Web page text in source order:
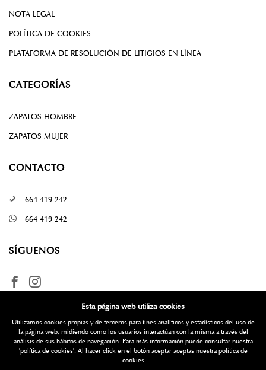
NOTA LEGAL
POLÍTICA DE COOKIES
PLATAFORMA DE RESOLUCIÓN DE LITIGIOS EN LÍNEA
CATEGORÍAS
ZAPATOS HOMBRE
ZAPATOS MUJER
CONTACTO
664 419 242
664 419 242
SÍGUENOS
¿Quieres más información? Escríbenos
Esta página web utiliza cookies
Utilizamos cookies propias y de terceros para fines analíticos y estadísticos del uso de
la página web, midiendo como los usuarios interactúan con la misma a través del
análisis de sus hábitos de navegación. Para más información puede consultar nuestra
'política de cookies'. Al hacer click en el botón aceptar aceptas nuestra política de
cookies